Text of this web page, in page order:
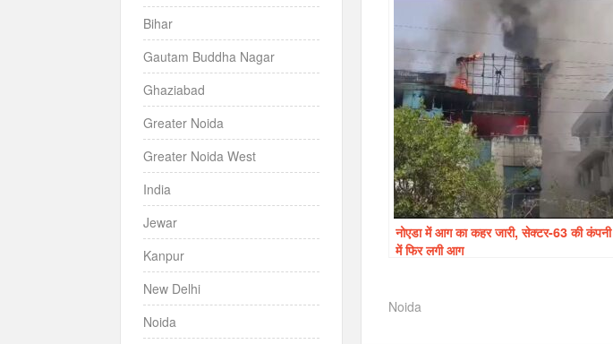
नोएडा में आग का कहर जारी, सेक्टर-63 की कंपनी
में फिर लगी आग
Noida
Bihar
Gautam Buddha Nagar
Ghaziabad
Greater Noida
Greater Noida West
India
Jewar
Kanpur
New Delhi
Noida